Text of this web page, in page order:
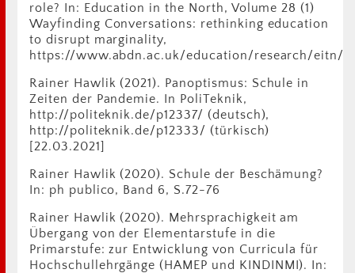
role? In: Education in the North, Volume 28 (1)
Wayfinding Conversations: rethinking education
to disrupt marginality,
https://www.abdn.ac.uk/education/research/eitn/
Rainer Hawlik (2021). Panoptismus: Schule in
Zeiten der Pandemie. In PoliTeknik,
http://politeknik.de/p12337/ (deutsch),
http://politeknik.de/p12333/ (türkisch)
[22.03.2021]
Rainer Hawlik (2020). Schule der Beschämung?
In: ph publico, Band 6, S.72-76
Rainer Hawlik (2020). Mehrsprachigkeit am
Übergang von der Elementarstufe in die
Primarstufe: zur Entwicklung von Curricula für
Hochschullehrgänge (HAMEP und KINDINMI). In: